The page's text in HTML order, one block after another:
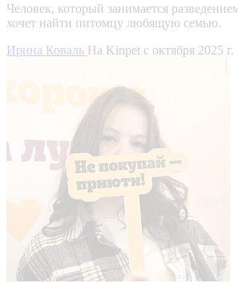
Человек, который занимается
хочет найти питомцу любящую семью.
Ирина Коваль На Kinpet c октября 2025 г.